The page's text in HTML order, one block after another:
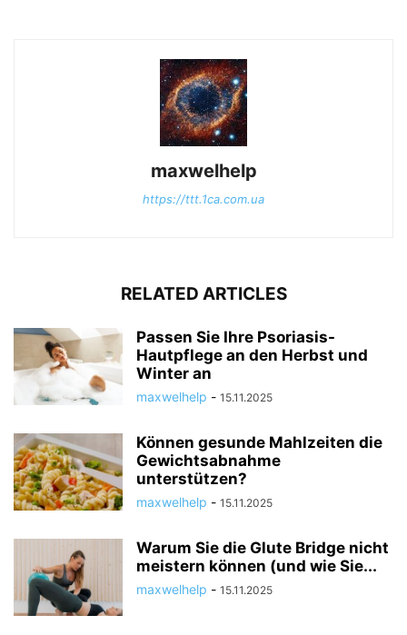
maxwelhelp
https://ttt.1ca.com.ua
RELATED ARTICLES
Passen Sie Ihre Psoriasis-
Hautpflege an den Herbst und
Winter an
maxwelhelp - 15.11.2025
Können gesunde Mahlzeiten die
Gewichtsabnahme
unterstützen?
maxwelhelp - 15.11.2025
Warum Sie die Glute Bridge nicht
meistern können (und wie Sie...
maxwelhelp - 15.11.2025